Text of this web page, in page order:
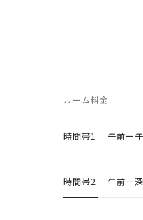
ルーム料金
時間帯1 午前ー
時間帯2 午前ー